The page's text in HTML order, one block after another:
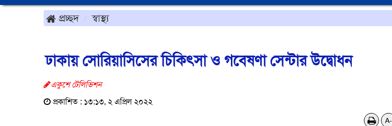
প্রচ্ছদ স্বাস্থ্য
ঢাকায় সোরিয়াসিসের চিকিৎসা ও গবেষণা সেন্টার উদ্বোধন
একুশে টেলিভিশন
প্রকাশিত : ১৩:১৩, ২ এপ্রিল ২০২২
A-